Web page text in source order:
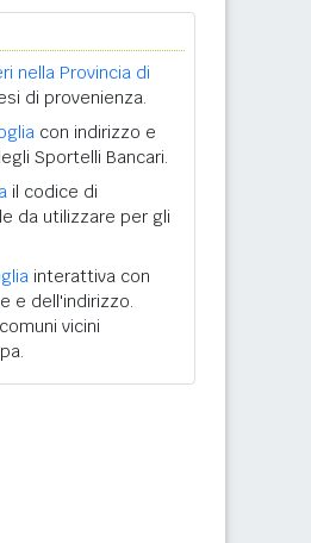
nella Provincia di
di provenienza.
con indirizzo e
Sportelli Bancari.
il codice di
da utilizzare per gli
interattiva con
e dell'indirizzo.
vicini